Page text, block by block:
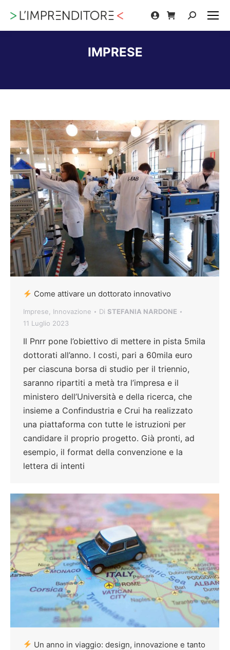
Cerca:
IMPRESE
Come attivare un dottorato innovativo
Imprese, Innovazione Di STEFANIA NARDONE
11 Luglio 2023
Il Pnrr pone l’obiettivo di mettere in pista 5mila
dottorati all’anno. I costi, pari a 60mila euro
per ciascuna borsa di studio per il triennio,
saranno ripartiti a metà tra l’impresa e il
ministero dell’Università e della ricerca, che
insieme a Confindustria e Crui ha realizzato
una piattaforma con tutte le istruzioni per
candidare il proprio progetto. Già pronti, ad
esempio, il format della convenzione e la
lettera di intenti
Un anno in viaggio: design, innovazione e tanto